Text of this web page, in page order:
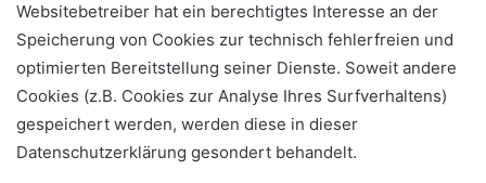
Websitebetreiber hat ein berechtigtes Interesse an der
Speicherung von Cookies zur technisch fehlerfreien und
optimierten Bereitstellung seiner Dienste. Soweit andere
Cookies (z.B. Cookies zur Analyse Ihres Surfverhaltens)
gespeichert werden, werden diese in dieser
Datenschutzerklärung gesondert behandelt.